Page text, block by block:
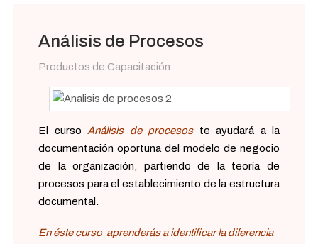
Análisis de Procesos
Productos de Capacitación
El curso Análisis de procesoste ayudará a la
documentación oportuna del modelo de negocio
de la organización, partiendo de la teoría de
procesos para el establecimiento de la estructura
documental.
En éste curso aprenderás a identificar la diferencia